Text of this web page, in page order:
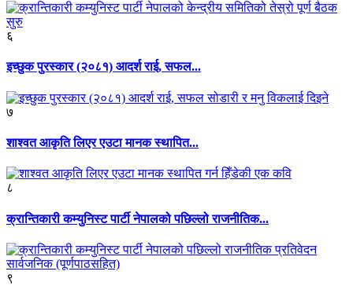
६
इच्छुक पुरस्कार (२०८१) आदर्श राई, सफल...
७
शाश्वत आकृति लिएर एउटा मानक स्थापित...
८
क्रान्तिकारी कम्युनिस्ट पार्टी नेपालको पछिल्लो राजनीतिक...
९